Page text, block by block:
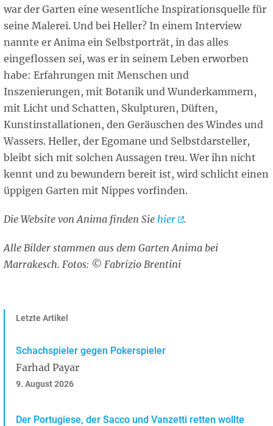
war der Garten eine wesentliche Inspirationsquelle für
seine Malerei. Und bei Heller? In einem Interview
nannte er Anima ein Selbstporträt, in das alles
eingeflossen sei, was er in seinem Leben erworben
habe: Erfahrungen mit Menschen und
Inszenierungen, mit Botanik und Wunderkammern,
mit Licht und Schatten, Skulpturen, Düften,
Kunstinstallationen, den Geräuschen des Windes und
Wassers. Heller, der Egomane und Selbstdarsteller,
bleibt sich mit solchen Aussagen treu. Wer ihn nicht
kennt und zu bewundern bereit ist, wird schlicht einen
üppigen Garten mit Nippes vorfinden.
Die Website von Anima finden Sie hier .
Alle Bilder stammen aus dem Garten Anima bei
Marrakesch. Fotos: © Fabrizio Brentini
Letzte Artikel
Schachspieler gegen Pokerspieler
Farhad Payar
9. August 2026
Der Portugiese, der Sacco und Vanzetti retten wollte